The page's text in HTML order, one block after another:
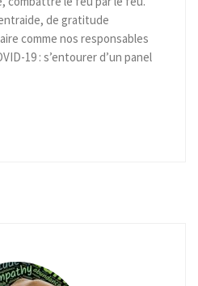
de gratitude
comme nos responsables
19 : s’entourer d’un panel